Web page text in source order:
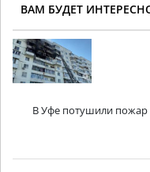
ВАМ БУДЕТ
В Уфе потушили пожар